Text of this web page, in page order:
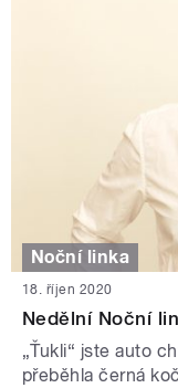
Noční linka
18. říjen 2020
Nedělní Noční
„Ťukli“ jste auto
přeběhla černá